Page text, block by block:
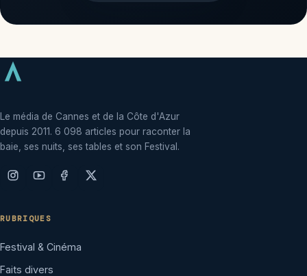
Le média de Cannes et de la Côte d'Azur
depuis 2011. 6 098 articles pour raconter la
baie, ses nuits, ses tables et son Festival.
RUBRIQUES
Festival & Cinéma
Faits divers